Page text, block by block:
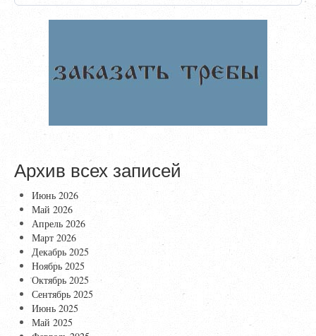
Архив всех записей
Июнь 2026
Май 2026
Апрель 2026
Март 2026
Декабрь 2025
Ноябрь 2025
Октябрь 2025
Сентябрь 2025
Июнь 2025
Май 2025